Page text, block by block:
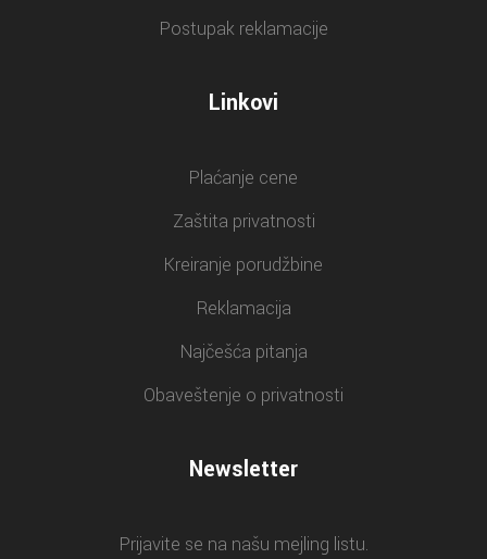
Postupak reklamacije
Linkovi
Plaćanje cene
Zaštita privatnosti
Kreiranje porudžbine
Reklamacija
Najčešća pitanja
Obaveštenje o privatnosti
Newsletter
Prijavite se na našu mejling listu.